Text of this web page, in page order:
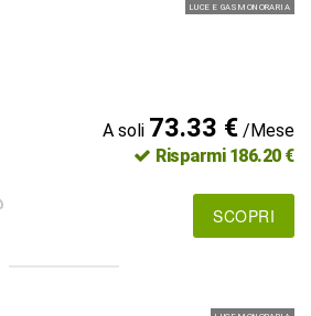
LUCE E GAS MONORARIA
A soli 73.33 €/Mese
Risparmi 186.20 €
SCOPRI